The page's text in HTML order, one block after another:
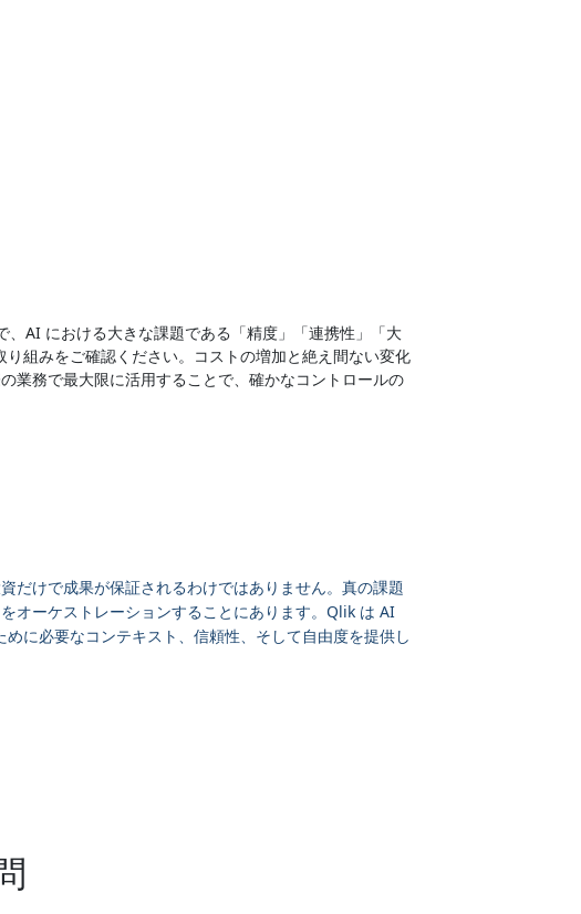
AI における大きな課題である「精度」「連携性」「大
組みをご確認ください。コストの増加と絶え間ない変化
業務で最大限に活用することで、確かなコントロールの
だけで成果が保証されるわけではありません。真の課題
オーケストレーションすることにあります。Qlik は AI
に必要なコンテキスト、信頼性、そして自由度を提供し